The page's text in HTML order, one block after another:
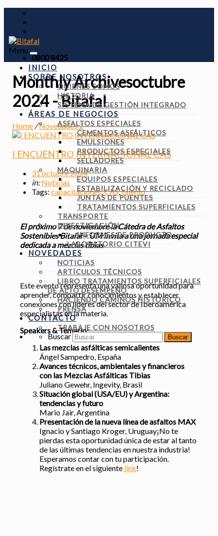
0800 8425
Menu
INICIO
SOBRE NOSOTROS
QUIENES SOMOS
HISTORIA
SISTEMA DE GESTIÓN INTEGRADO
ÁREAS DE NEGOCIOS
ASFALTOS ESPECIALES
CEMENTOS ASFÁLTICOS
EMULSIONES
PRODUCTOS ESPECIALES
SELLADORES
MAQUINARIA
EQUIPOS ESPECIALES
ESTABILIZACIÓN Y RECICLADO
JUNTAS DE PUENTES
TRATAMIENTOS SUPERFICIALES
TRANSPORTE
INVESTIGACIÓN
INFORMES DE PRODUCTO
LABORATORIO CITEVI
NOVEDADES
NOTICIAS
ARTÍCULOS TÉCNICOS
LIBRO TRATAMIENTOS SUPERFICIALES
DE ALTO DESEMPEÑO
HACIENDO CAMINOS HISTÓRICO
PRENSA
CONTACTO
TRABAJE CON NOSOTROS
Buscar
Monthly Archivesoctubre
2024 - Bitafal
Home /Novedades 2
I ENCUENTRO INTERNACIONAL CAS
31 octubre 2024
in:Noticias
Tags:capacitaciones,CAS,talento
El próximo 7 de noviembre la Cátedra de Asfaltos
Sostenibles Bitafal – UM invita a una jornada especial
dedicada a mezclas tibias
Este evento representa una valiosa oportunidad para
aprender, compartir conocimientos y establecer
conexiones con líderes del sector de Iberoamérica
especialistas en la materia.
Speakers & Temario:
Las mezclas asfálticas semicalientes
Ángel Sampedro, España
Avances técnicos, ambientales y financieros
con las Mezclas Asfálticas Tibias
Juliano Gewehr, Ingevity, Brasil
Situación global (USA/EU) y Argentina:
tendencias y futuro
Mario Jair, Argentina
Presentación de la nueva línea de asfaltos MAX
Ignacio y Santiago Kroger, Uruguay¡No te
pierdas esta oportunidad única de estar al tanto
de las últimas tendencias en nuestra industria!
Esperamos contar con tu participación.
Regístrate en el siguiente link!